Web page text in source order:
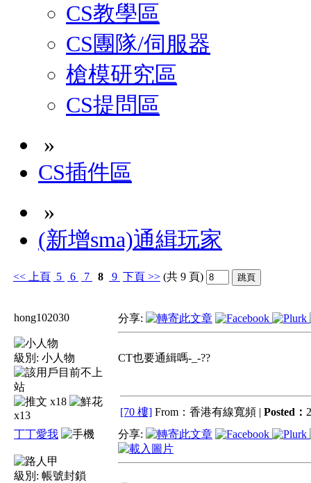
CS教學區
CS團隊/伺服器
槍模研究區
CS提問區
»
CS插件區
»
(新增sma)通緝玩家
<< 上頁 5 6 7 8 9 下頁 >> (共 9 頁)
hong102030
級別: 小人物
x18
x13
分享:
CT也要通緝嗎-_-??
[70 樓] From：香港有線寬頻 | Posted：
丁丁愛我
級別: 帳號封鎖
分享: